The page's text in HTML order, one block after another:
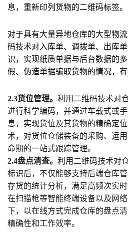
息，重新印列货物的二维码标签。
对于具有大量异地仓库的大型物
码技术对入库单、调拨单、出库
识，实现纸质单据与后台数据的
假、伪造单据骗取货物的情况，
2.3货位管理。 利用二维码技术对
进行科学编码，并通过车载式或
息，实现货位及其货物的精确定
术，对货位仓储装备的采购、运
命期的一站式跟踪管理。
2.4盘点清查。 利用二维码技术对
标识后，不仅能够支持后端仓库
存货的统计分析，满足高频次实
在扫描枪等智能终端设备以及网
下，以在线方式完成仓库的盘点
精确性和工作效率。